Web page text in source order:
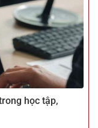
học tập,